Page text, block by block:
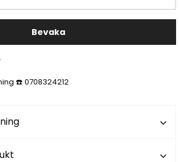
Bevaka
☎️ 0708324212